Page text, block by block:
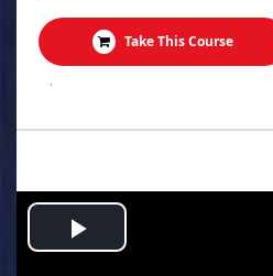
Take This Course
.
Play